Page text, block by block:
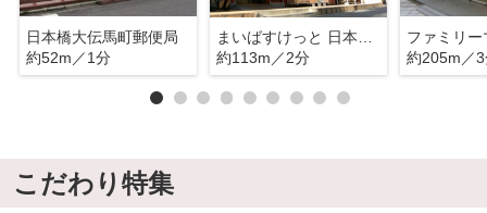
日本橋大伝馬町郵便局
約52m／1分
約113m／2分
約205m／
こだわり特集